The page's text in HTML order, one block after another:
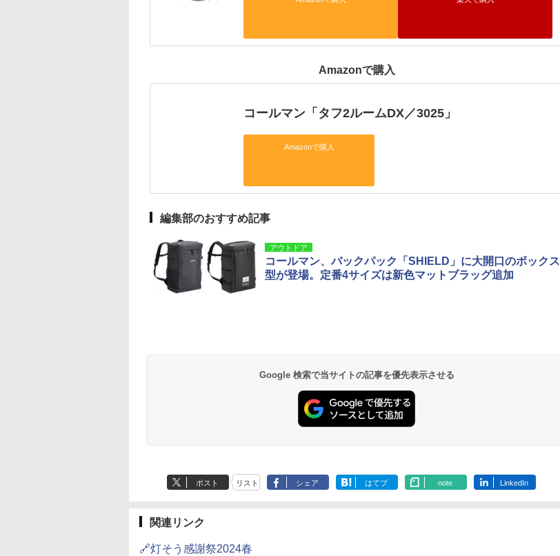
Amazonで購入
コールマン「タフ2ルームDX／3025」
Amazonで購入
編集部のおすすめ記事
アウトドア
コールマン、バックパック「SHIELD」に大開口のボックス
型が登場。定番4サイズは新色マットブラッグ追加
Google 検索で当サイトの記事を優先表示させる
ポスト リスト シェア はてブ note LinkedIn
関連リンク
🔗灯そう感謝祭2024春